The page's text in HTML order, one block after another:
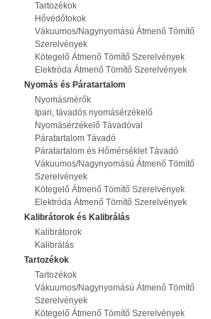
Tartozékok
Hővédőtokok
Vákuumos/Nagynyomású Átmenő Tömítő
Szerelvények
Kötegelő Átmenő Tömítő Szerelvények
Elektróda Átmenő Tömítő Szerelvények
Nyomás és Páratartalom
Nyomásmérők
Ipari, távadós nyomásérzékelő
Nyomásérzékelő Távadóval
Páratartalom Távadó
Páratartalom és Hőmérséklet Távadó
Vákuumos/Nagynyomású Átmenő Tömítő
Szerelvények
Kötegelő Átmenő Tömítő Szerelvények
Elektróda Átmenő Tömítő Szerelvények
Kalibrátorok és Kalibrálás
Kalibrátorok
Kalibrálás
Tartozékok
Tartozékok
Vákuumos/Nagynyomású Átmenő Tömítő
Szerelvények
Kötegelő Átmenő Tömítő Szerelvények